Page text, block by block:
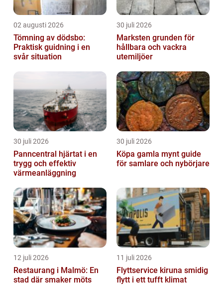
02 augusti 2026
Tömning av dödsbo:
Praktisk guidning i en
svår situation
30 juli 2026
Marksten grunden för
hållbara och vackra
utemiljöer
30 juli 2026
Panncentral hjärtat i en
trygg och effektiv
värmeanläggning
30 juli 2026
Köpa gamla mynt guide
för samlare och nybörjare
12 juli 2026
Restaurang i Malmö: En
stad där smaker möts
11 juli 2026
Flyttservice kiruna smidig
flytt i ett tufft klimat